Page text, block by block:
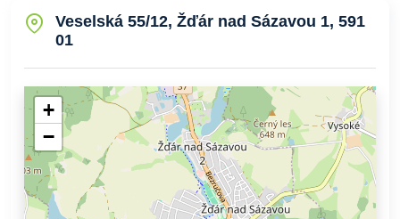
Veselská 55/12, Žďár nad Sázavou 1, 591
01
+
−